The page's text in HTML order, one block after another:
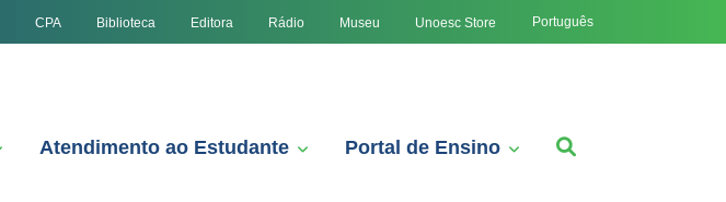
CPA Biblioteca Editora Rádio Museu Unoesc Store Português
Atendimento ao Estudante Portal de Ensino